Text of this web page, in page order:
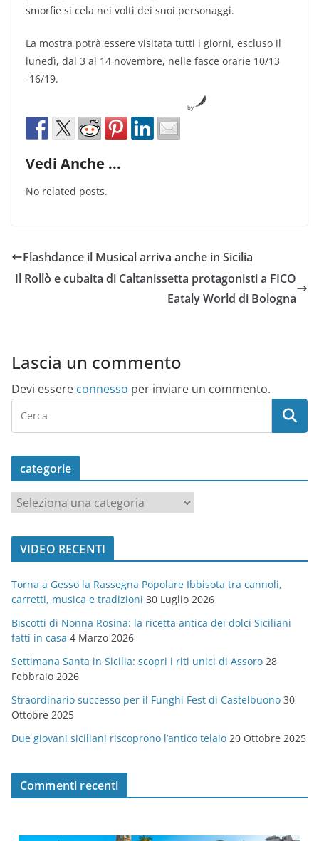
smorfie si cela nei volti dei suoi personaggi.
La mostra potrà essere visitata tutti i giorni, escluso il
lunedì, dal 3 al 14 novembre, nelle fasce orarie 10/13
-16/19.
by
Vedi Anche ...
No related posts.
Flashdance il Musical arriva anche in Sicilia
Il Rollò e cubaita di Caltanissetta protagonisti a FICO
Eataly World di Bologna
Lascia un commento
Devi essere connesso per inviare un commento.
categorie
a
t
o
r
i
e
VIDEO RECENTI
Torna a Gesso la Rassegna Popolare Ibbisota tra cannoli,
carretti, musica e tradizioni 30 Luglio 2026
Biscotti di Nonna Rosina: la ricetta antica dei dolci Siciliani
fatti in casa 4 Marzo 2026
Settimana Santa in Sicilia: scopri i riti unici di Assoro 28
Febbraio 2026
Straordinario successo per il Funghi Fest di Castelbuono 30
Ottobre 2025
Due giovani siciliani riscoprono l’antico telaio 20 Ottobre 2025
Commenti recenti